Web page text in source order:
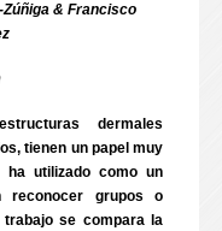
& Francisco
dermales
tienen un papel muy
utilizado como un
reconocer grupos o
se compara la